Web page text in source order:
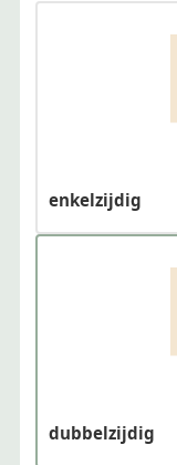
enkelzijdig
dubbelzijdig